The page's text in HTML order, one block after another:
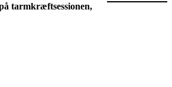
tarmkræftsessionen,